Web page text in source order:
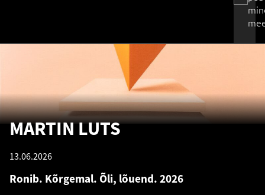
MARTIN LUTS
13.06.2026
Ronib. Kõrgemal. Õli, lõuend. 2026